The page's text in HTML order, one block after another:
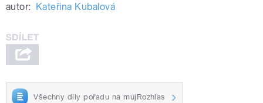
autor: Kateřina Kubalová
Všechny díly pořadu na mujRozhlas